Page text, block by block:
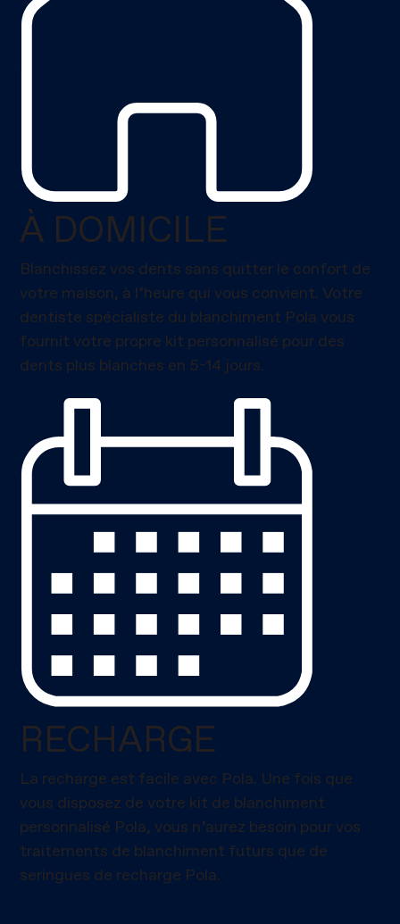
À DOMICILE
Blanchissez vos dents sans quitter le confort de
votre maison, à l’heure qui vous convient. Votre
dentiste spécialiste du blanchiment Pola vous
fournit votre propre kit personnalisé pour des
dents plus blanches en 5-14 jours.
RECHARGE
La recharge est facile avec Pola. Une fois que
vous disposez de votre kit de blanchiment
personnalisé Pola, vous n’aurez besoin pour vos
traitements de blanchiment futurs que de
seringues de recharge Pola.